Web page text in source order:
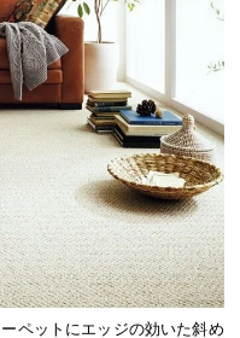
ペットにエッジの効いた斜め